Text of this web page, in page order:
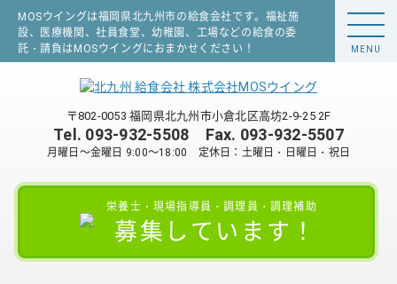
MOSウイングは福岡県北九州市の給食会社です。福祉施
設、医療機関、社員食堂、幼稚園、工場などの給食の委
託・請負はMOSウイングにおまかせください！
〒802-0053 福岡県北九州市小倉北区高坊2-9-25 2F
Tel. 093-932-5508 Fax. 093-932-5507
月曜日～金曜日 9:00～18:00 定休日：土曜日・日曜日・祝日
栄養士・現場指導員・調理員・調理補助
募集しています！
MENU